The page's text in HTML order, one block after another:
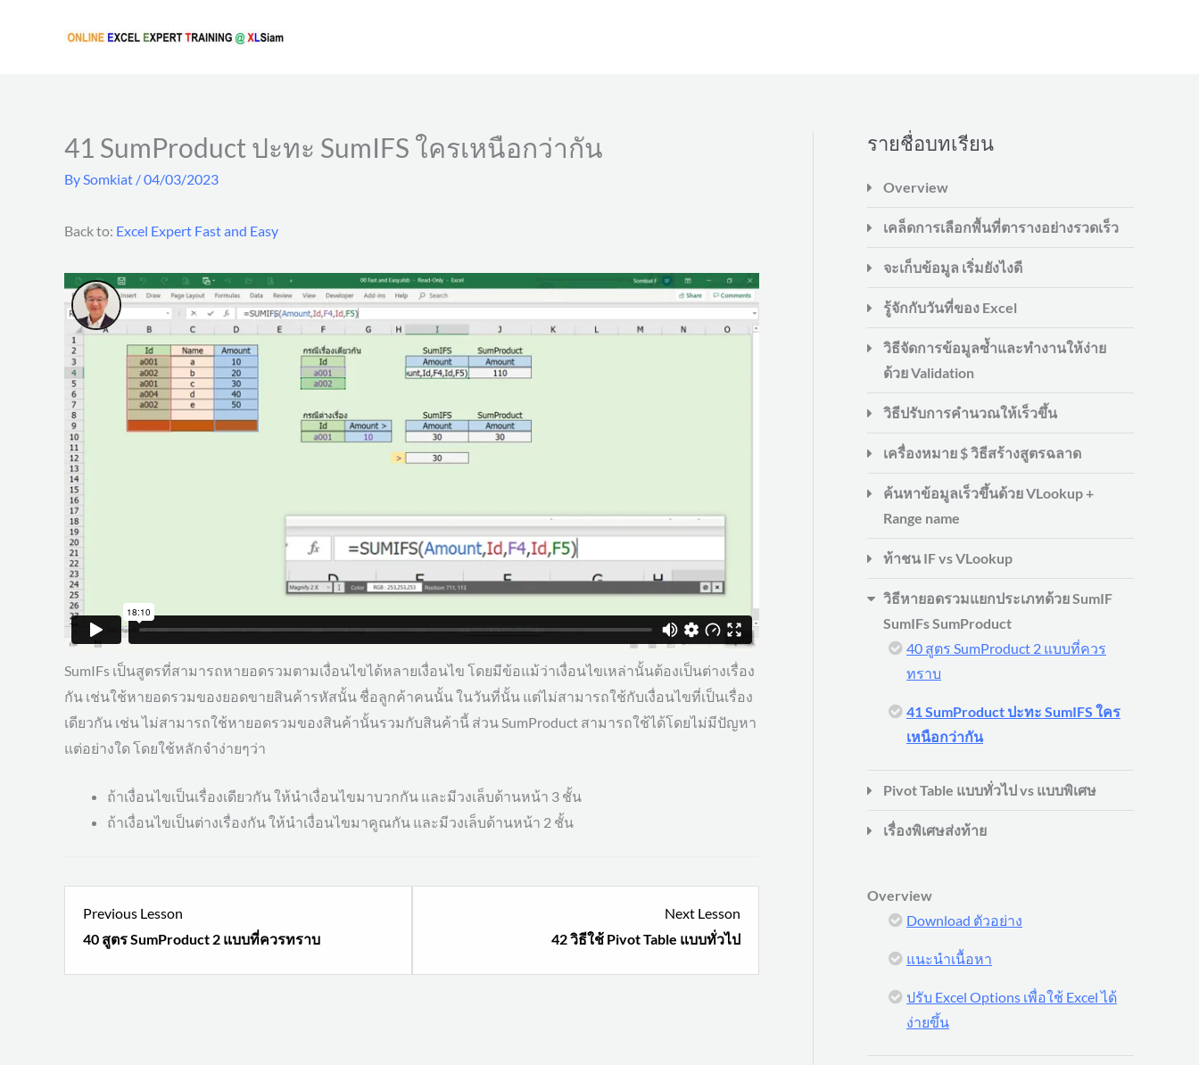
41 SumProduct ปะทะ SumIFS ใครเหนือกว่ากัน
BySomkiat /04/03/2023
Back to: Excel Expert Fast and Easy
SumIFs เป็นสูตรที่สามารถหายอดรวมตามเงื่อนไขได้หลายเงื่อนไข โดยมีข้อแม้ว่าเงื่อนไขเหล่านั้นต้องเป็นต่างเรื่อง
กัน เช่นใช้หายอดรวมของยอดขายสินค้ารหัสนั้น ชื่อลูกค้าคนนั้น ในวันที่นั้น แต่ไม่สามารถใช้กับเงื่อนไขที่เป็นเรื่อง
เดียวกัน เช่น ไม่สามารถใช้หายอดรวมของสินค้านั้นรวมกับสินค้านี้ ส่วน SumProduct สามารถใช้ได้โดยไม่มีปัญหา
แต่อย่างใด โดยใช้หลักจำง่ายๆว่า
ถ้าเงื่อนไขเป็นเรื่องเดียวกัน ให้นำเงื่อนไขมาบวกกัน และมีวงเล็บด้านหน้า 3 ชั้น
ถ้าเงื่อนไขเป็นต่างเรื่องกัน ให้นำเงื่อนไขมาคูณกัน และมีวงเล็บด้านหน้า 2 ชั้น
Previous Lesson
40 สูตร SumProduct 2 แบบที่ควรทราบ
section
Next Lesson
42 วิธีใช้ Pivot Table แบบทั่วไป
section
รายชื่อบทเรียน
Overview
เคล็ดการเลือกพื้นที่ตารางอย่างรวดเร็ว
จะเก็บข้อมูล เริ่มยังไงดี
รู้จักกับวันที่ของ Excel
วิธีจัดการข้อมูลซ้ำและทำงานให้ง่าย
ด้วย Validation
วิธีปรับการคำนวณให้เร็วขึ้น
เครื่องหมาย $ วิธีสร้างสูตรฉลาด
ค้นหาข้อมูลเร็วขึ้นด้วย VLookup +
Range name
ท้าชน IF vs VLookup
วิธีหายอดรวมแยกประเภทด้วย SumIF
SumIFs SumProduct
40 สูตร SumProduct 2 แบบที่ควร
ทราบ
41 SumProduct ปะทะ SumIFS ใคร
เหนือกว่ากัน
Pivot Table แบบทั่วไป vs แบบพิเศษ
เรื่องพิเศษส่งท้าย
Overview
Download ตัวอย่าง
แนะนำเนื้อหา
ปรับ Excel Options เพื่อใช้ Excel ได้
ง่ายขึ้น